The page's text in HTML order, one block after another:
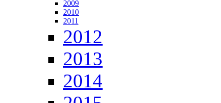
2009
2010
2011
2012
2013
2014